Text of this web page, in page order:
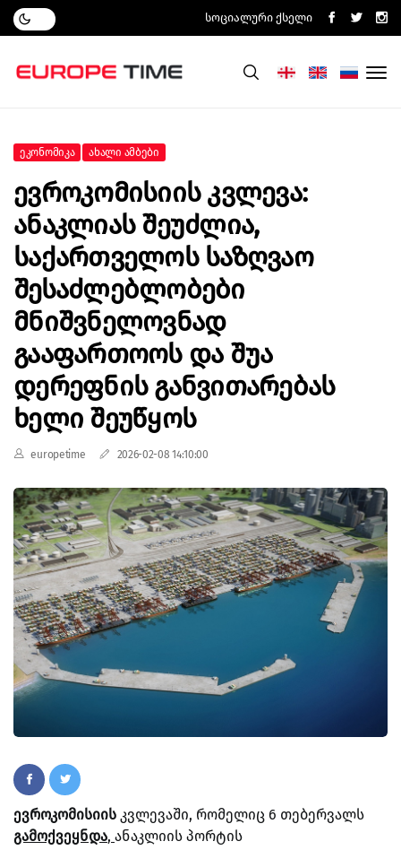
Სოციალური Ქსელი
Ეკონომიკა Ახალი Ამბები
Ევროკომისიის Კვლევა:
Ანაკლიას Შეუძლია,
Საქართველოს Საზღვაო
Შესაძლებლობები
Მნიშვნელოვნად
Გააფართოოს Და Შუა
Დერეფნის Განვითარებას
Ხელი Შეუწყოს
europetime 2026-02-08 14:10:00
ევროკომისიის კვლევაში, რომელიც 6 თებერვალს
გამოქვეყნდა, ანაკლიის პორტის